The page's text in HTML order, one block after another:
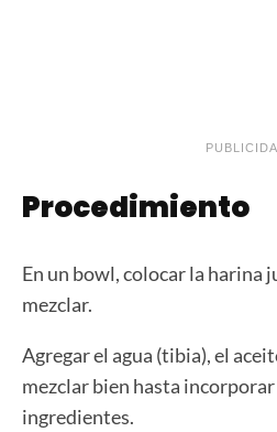
Procedimiento
En un bowl, colocar la harina
mezclar.
Agregar el agua (tibia), el
mezclar bien hasta
ingredientes.